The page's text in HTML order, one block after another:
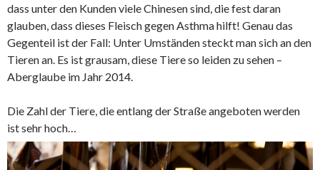
dass unter den Kunden viele Chinesen sind, die fest daran
glauben, dass dieses Fleisch gegen Asthma hilft! Genau das
Gegenteil ist der Fall: Unter Umständen steckt man sich an den
Tieren an. Es ist grausam, diese Tiere so leiden zu sehen –
Aberglaube im Jahr 2014.
Die Zahl der Tiere, die entlang der Straße angeboten werden
ist sehr hoch…